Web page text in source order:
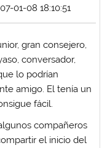
01-08 18:10:51
gran consejero,
conversador,
lo podrían
amigo. El tenía un
fácil.
compañeros
el inicio del